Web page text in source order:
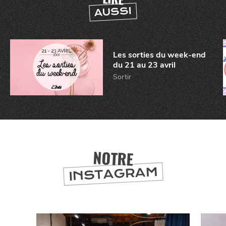
AUSSI
Les sorties du week-end
du 21 au 23 avril
Sortir
NOTRE
INSTAGRAM
CHTITE
LILLE ET SA RÉGION
DEPUIS 1973